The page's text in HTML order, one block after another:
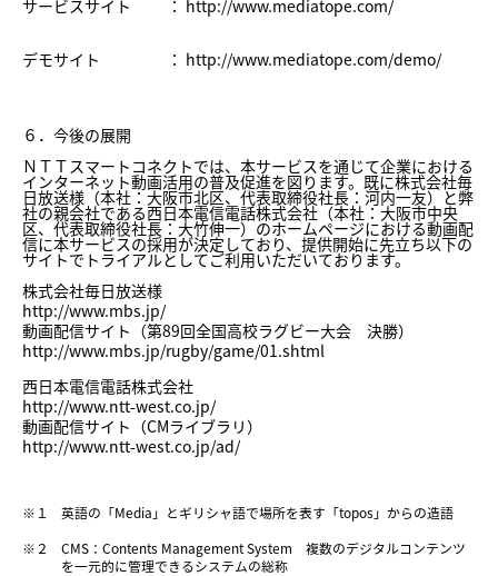
サービスサイト ： http://www.mediatope.com/
デモサイト ： http://www.mediatope.com/demo/
６．今後の展開
ＮＴＴスマートコネクトでは、本サービスを通じて企業における
インターネット動画活用の普及促進を図ります。既に株式会社毎
日放送様（本社：大阪市北区、代表取締役社長：河内一友）と弊
社の親会社である西日本電信電話株式会社（本社：大阪市中央
区、代表取締役社長：大竹伸一）のホームページにおける動画配
信に本サービスの採用が決定しており、提供開始に先立ち以下の
サイトでトライアルとしてご利用いただいております。
株式会社毎日放送様
http://www.mbs.jp/
動画配信サイト（第89回全国高校ラグビー大会 決勝）
http://www.mbs.jp/rugby/game/01.shtml
西日本電信電話株式会社
http://www.ntt-west.co.jp/
動画配信サイト（CMライブラリ）
http://www.ntt-west.co.jp/ad/
※１
英語の「Media」とギリシャ語で場所を表す「topos」からの造語
※２
CMS：Contents Management System 複数のデジタルコンテンツ
を一元的に管理できるシステムの総称